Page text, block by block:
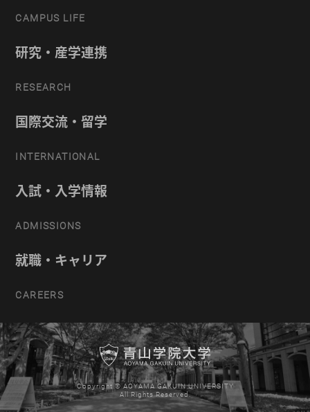
CAMPUS LIFE
研究・産学連携
RESEARCH
国際交流・留学
INTERNATIONAL
入試・入学情報
ADMISSIONS
就職・キャリア
CAREERS
Copyright © AOYAMA GAKUIN UNIVERSITY
All Rights Reserved.